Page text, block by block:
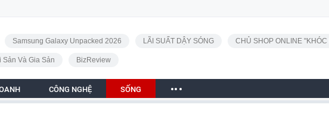
Samsung Galaxy Unpacked 2026 LÃI SUẤT DẬY SÓNG CHỦ SHOP ONLINE "KHÓC
Sản Và Gia Sản BizReview
CÔNG NGHỆ SỐNG